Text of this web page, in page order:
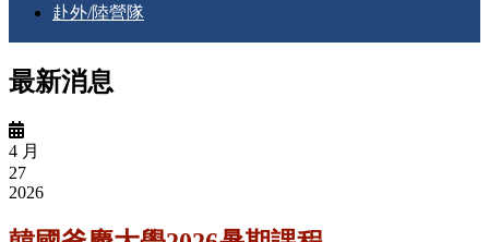
赴外/陸營隊
最新消息
4 月
27
2026